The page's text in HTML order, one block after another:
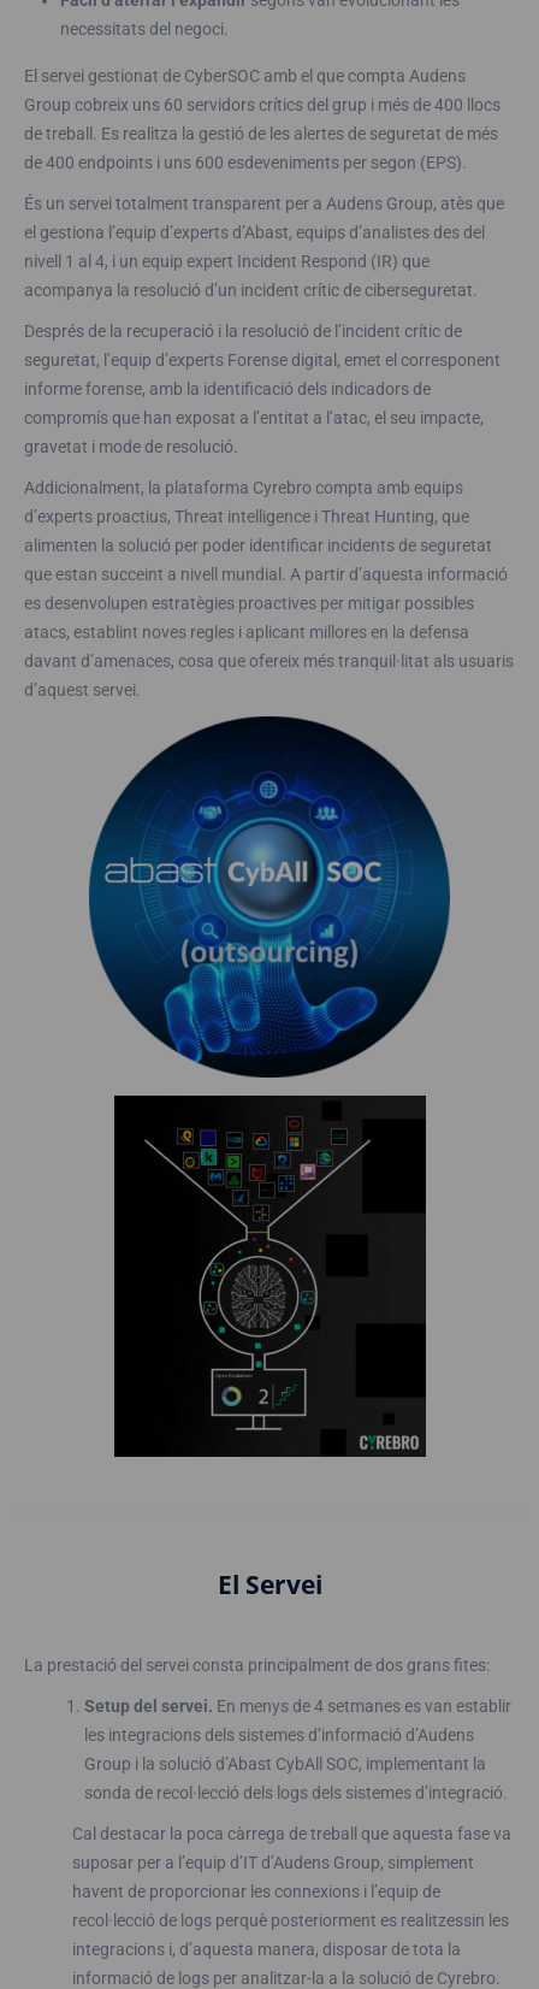
necessitats del negoci.
El servei gestionat de CyberSOC amb el que compta Audens
Group cobreix uns 60 servidors crítics del grup i més de 400 llocs
de treball. Es realitza la gestió de les alertes de seguretat de més
de 400 endpoints i uns 600 esdeveniments per segon (EPS).
És un servei totalment transparent per a Audens Group, atès que
el gestiona l’equip d’experts d’Abast, equips d’analistes des del
nivell 1 al 4, i un equip expert Incident Respond (IR) que
acompanya la resolució d’un incident crític de ciberseguretat.
Després de la recuperació i la resolució de l’incident crític de
seguretat, l’equip d’experts Forense digital, emet el corresponent
informe forense, amb la identificació dels indicadors de
compromís que han exposat a l’entitat a l’atac, el seu impacte,
gravetat i mode de resolució.
Addicionalment, la plataforma Cyrebro compta amb equips
d’experts proactius, Threat intelligence i Threat Hunting, que
alimenten la solució per poder identificar incidents de seguretat
que estan succeint a nivell mundial. A partir d’aquesta informació
es desenvolupen estratègies proactives per mitigar possibles
atacs, establint noves regles i aplicant millores en la defensa
davant d’amenaces, cosa que ofereix més tranquil·litat als usuaris
d’aquest servei.
El Servei
La prestació del servei consta principalment de dos grans fites:
Setup del servei. En menys de 4 setmanes es van establir
les integracions dels sistemes d’informació d’Audens
Group i la solució d’Abast CybAll SOC, implementant la
sonda de recol·lecció dels logs dels sistemes d’integració.
Cal destacar la poca càrrega de treball que aquesta fase va
suposar per a l’equip d’IT d’Audens Group, simplement
havent de proporcionar les connexions i l’equip de
recol·lecció de logs perquè posteriorment es realitzessin les
integracions i, d’aquesta manera, disposar de tota la
informació de logs per analitzar-la a la solució de Cyrebro.